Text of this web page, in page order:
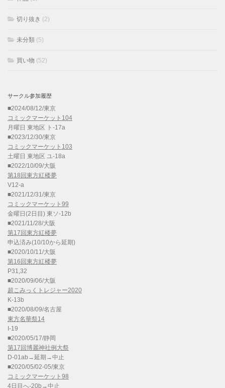
切り抜き (2)
未分類 (5)
買い物 (52)
サークル参加履歴
■2024/08/12/東京
コミックマーケット104
月曜日 東地区 ト-17a
■2023/12/30/東京
コミックマーケット103
土曜日 東地区 ユ-18a
■2022/10/09/大阪
第18回東方紅楼夢
V12-a
■2021/12/31/東京
コミックマーケット99
金曜日(2日目) 東ソ-12b
■2021/11/28/大阪
第17回東方紅楼夢
申込済み(10/10から延期)
■2020/10/11/大阪
第16回東方紅楼夢
P31,32
■2020/09/06/大阪
超こみっくトレジャー2020
K-13b
■2020/08/09/名古屋
東方名華祭14
I-19
■2020/05/17/静岡
第17回博麗神社例大祭
D-01ab→延期→中止
■2020/05/02-05/東京
コミックマーケット98
4日目へ-20b→中止